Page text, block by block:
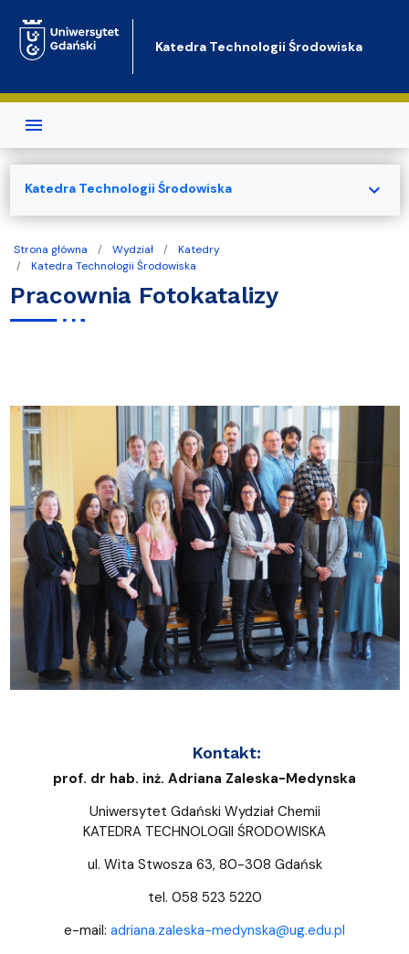
Katedra Technologii Środowiska
Strona główna Wydział
Katedry
Katedra Technologii Środowiska
Pracownia Fotokatalizy
Kontakt:
prof. dr hab. inż. Adriana Zaleska-Medynska
Uniwersytet Gdański Wydział Chemii
KATEDRA TECHNOLOGII ŚRODOWISKA
ul. Wita Stwosza 63, 80-308 Gdańsk
tel. 058 523 5220
e-mail: adriana.zaleska-medynska@ug.edu.pl
Katedra Technologii Środowiska expand_more